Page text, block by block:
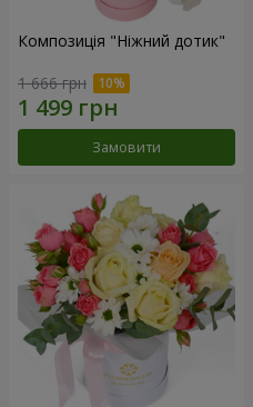
Композиція "Ніжний дотик"
1 666 грн
Замовити